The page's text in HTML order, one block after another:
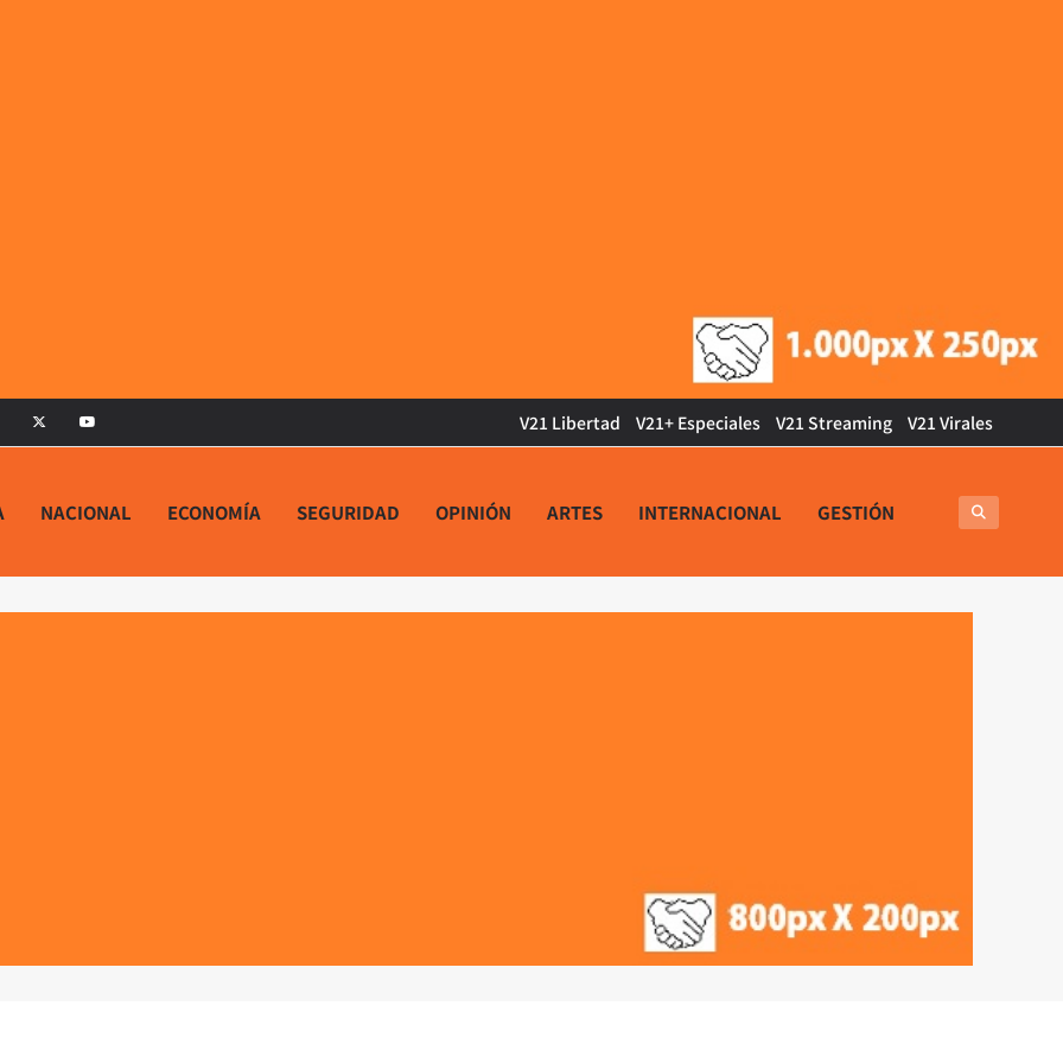
V21 Libertad V21+ Especiales V21 Streaming V21 Virales
NACIONAL ECONOMÍA SEGURIDAD OPINIÓN ARTES INTERNACIONAL GESTIÓN